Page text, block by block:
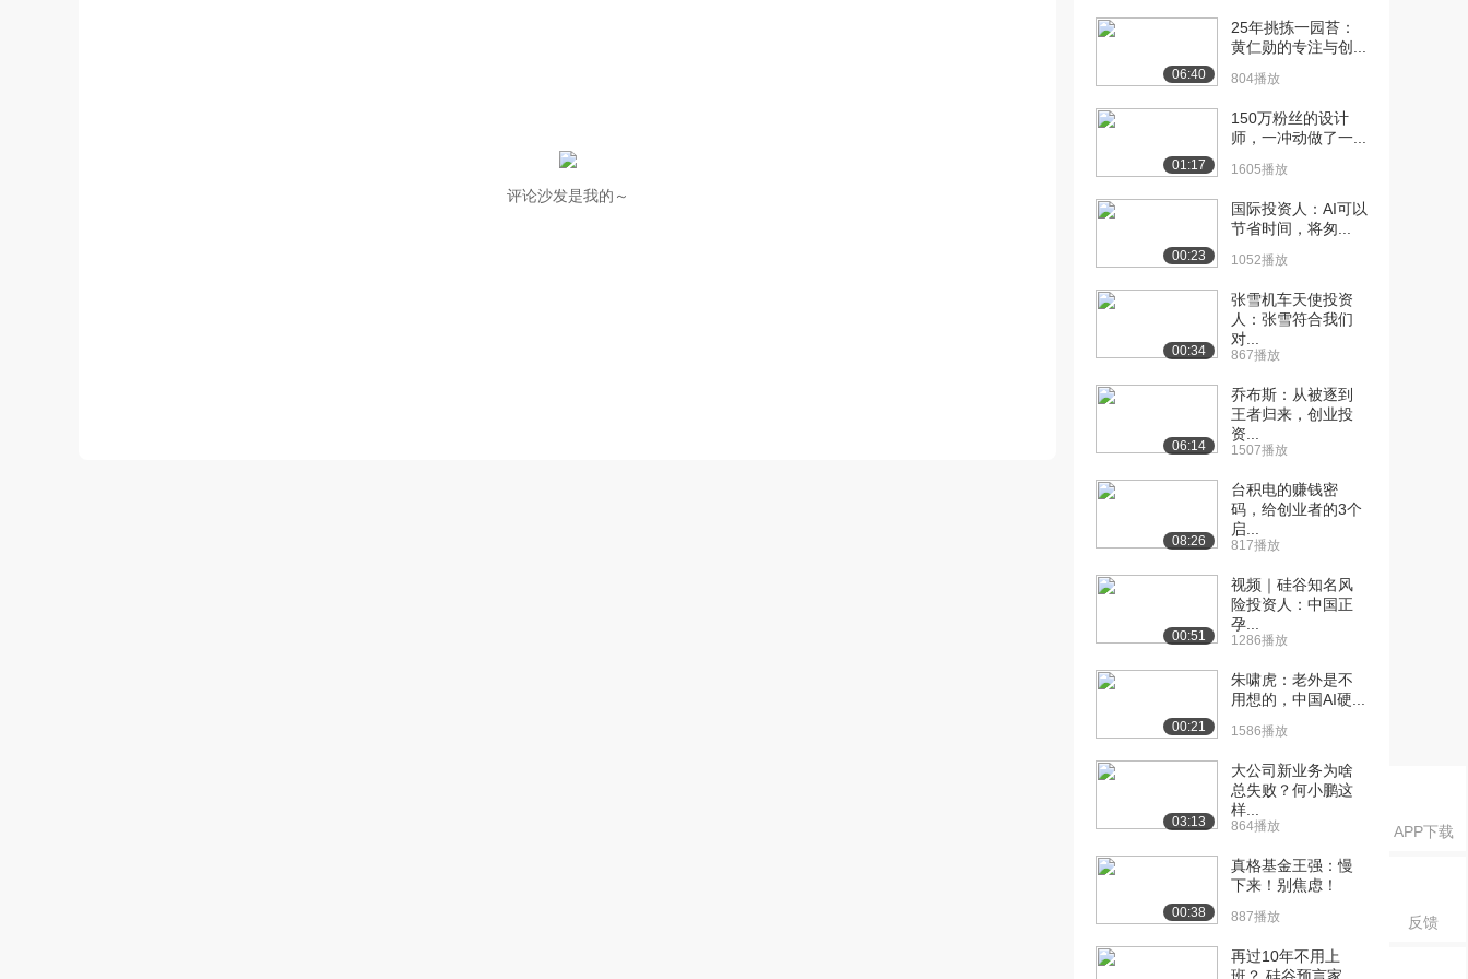
APP下载
反馈
评论沙发是我的～
[11] 《荒野求生》的必备
伴侣，贝爷从此再...
17:03
[12] 身世传奇的前美世界
冠军，华丽转身打...
17:05
[13] 手机竟能和信用卡一
样大? 连YC的...
2.0万播放
17:42
[14] 中国的天之骄女真情
2.4万播放
22:28
[15] 创业中最容易遇到哪
22:05
[17] 真格基金7年来最想投
待播放
[18] 从厨房工作室到纽约
时装周，看华人独...
12:54
在美闯荡成为叱咤...
黑幕，将透明成本...
[21] “性感经济”当道，如何
靠“情色”玩...
[22] 当买车也能像在亚马
逊上购物一样，是...
1.5万播放
06:40
25年挑拣一园苔：
黄仁勋的专注与创...
804播放
01:17
150万粉丝的设计
师，一冲动做了一...
1605播放
00:23
国际投资人：AI可以
节省时间，将匆...
1052播放
00:34
张雪机车天使投资
人：张雪符合我们
对...
867播放
06:14
乔布斯：从被逐到
王者归来，创业投
资...
1507播放
08:26
台积电的赚钱密
码，给创业者的3个
启...
817播放
00:51
视频｜硅谷知名风
险投资人：中国正
孕...
1286播放
00:21
朱啸虎：老外是不
用想的，中国AI硬...
1586播放
03:13
大公司新业务为啥
总失败？何小鹏这
样...
864播放
00:38
真格基金王强：慢
下来！别焦虑！
887播放
再过10年不用上